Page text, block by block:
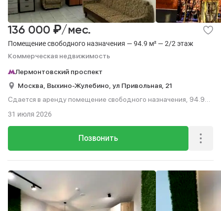
Помещение свободного назначения — 94.9 м² — 2/2 этаж
Коммерческая недвижимость
136 000 ₽/мес.
Лермонтовский проспект
Москва, Выхино-Жулебино, ул Привольная, 21
Сдается в аренду помещение свободного назначения, 94.9
Позвонить
31 июля 2026